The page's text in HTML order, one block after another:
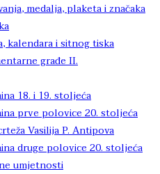
medalja, plaketa i značaka
kalendara i sitnog tiska
građe II.
18. i 19. stoljeća
prve polovice 20. stoljeća
Vasilija P. Antipova
druge polovice 20. stoljeća
umjetnosti